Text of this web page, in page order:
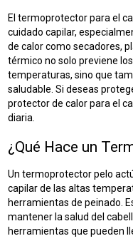
El termoprotector para el
cuidado capilar,
de calor como secadores,
térmico no solo previene
temperaturas, sino que
saludable. Si deseas
protector de calor para el
diaria.
¿Qué Hace un
Un termoprotector pelo
capilar de las altas
herramientas de peinado.
mantener la salud del
herramientas que pueden